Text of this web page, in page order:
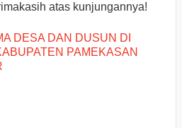
atas kunjungannya!
DESA DAN DUSUN DI
PAMEKASAN